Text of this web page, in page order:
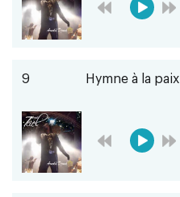
9 Hymne à la paix